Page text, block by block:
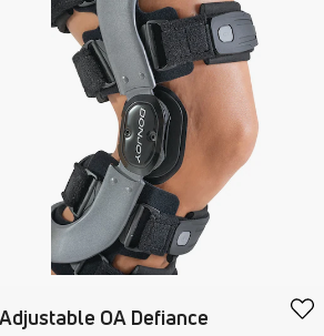
Adjustable OA Defiance